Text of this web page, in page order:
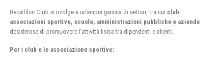
Decathlon Club si rivolge a un’ampia gamma di settori, tra cui club
associazioni sportive, scuole, amministrazioni pubbliche e aziende
desiderose di promuovere l’attività fisica tra dipendenti e clienti.
Per i club e le associazione sportive: